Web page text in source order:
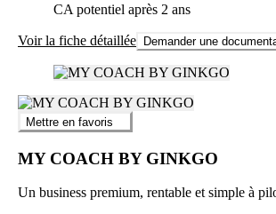
CA potentiel après 2 ans
Voir la fiche détaillée Demander une
Mettre en favoris
MY COACH BY GINKGO
Un business premium, rentable et simple à